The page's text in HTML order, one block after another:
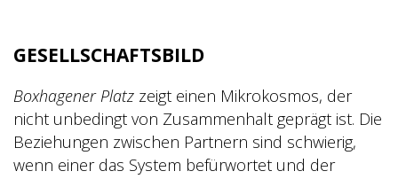
GESELLSCHAFTSBILD
Boxhagener Platz zeigt einen Mikrokosmos, der
nicht unbedingt von Zusammenhalt geprägt ist. Die
Beziehungen zwischen Partnern sind schwierig,
wenn einer das System befürwortet und der